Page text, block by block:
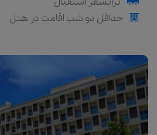
حداقل دو شب اقامت در هتل